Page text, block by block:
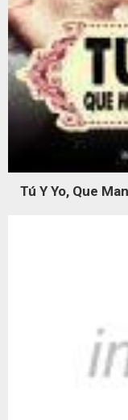
Tú Y Yo, Que